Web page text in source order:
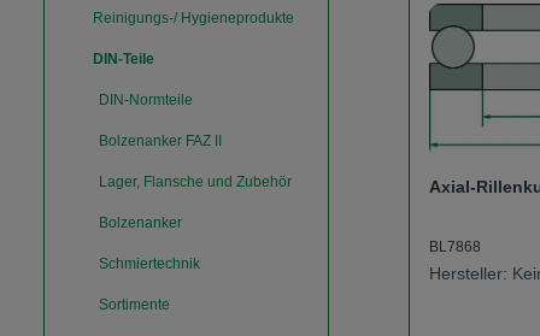
Reinigungs-/ Hygieneprodukte
DIN-Teile
DIN-Normteile
Bolzenanker FAZ II
Lager, Flansche und Zubehör
Bolzenanker
Schmiertechnik
Sortimente
Axial-
BL7868
Hersteller: